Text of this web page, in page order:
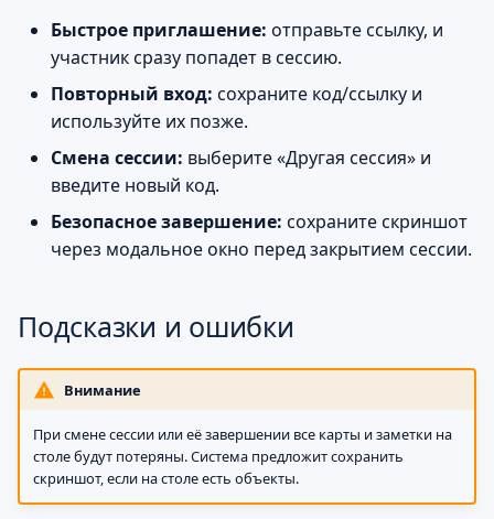
Быстрое приглашение: отправьте ссылку, и
участник сразу попадет в сессию.
Повторный вход: сохраните код/ссылку и
используйте их позже.
Смена сессии: выберите «Другая сессия» и
введите новый код.
Безопасное завершение: сохраните скриншот
через модальное окно перед закрытием сессии.
Подсказки и ошибки
Внимание
При смене сессии или её завершении все карты и заметки на
столе будут потеряны. Система предложит сохранить
скриншот, если на столе есть объекты.